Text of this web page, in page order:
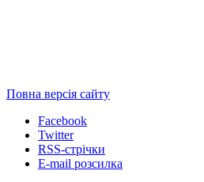
Повна версія сайту
Facebook
Twitter
RSS-стрічки
E-mail розсилка